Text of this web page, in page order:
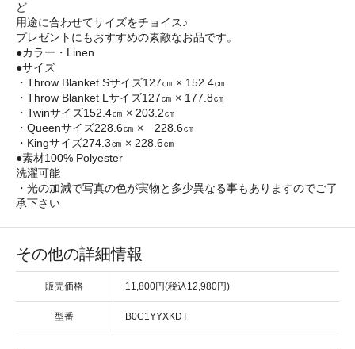
ど
用途に合わせてサイズをチョイス♪
プレゼントにもおすすめの素敵なお品です。
●カラー・Linen
●サイズ
・Throw Blanket Sサイズ127㎝ × 152.4㎝
・Throw Blanket Lサイズ127㎝ × 177.8㎝
・Twinサイズ152.4㎝ × 203.2㎝
・Queenサイズ228.6㎝ × 228.6㎝
・Kingサイズ274.3㎝ × 228.6㎝
●素材100% Polyester
洗濯可能
・光の加減で写真の色が実物と多少異なる事もありますのでご了
承下さい
その他の詳細情報
販売価格 11,800円(税込12,980円)
型番 B0C1YYXKDT